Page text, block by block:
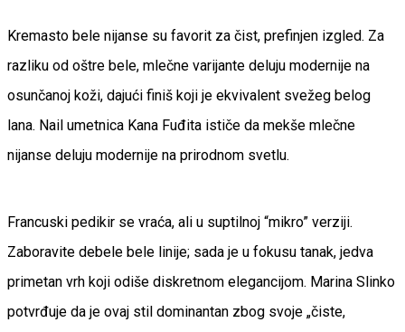
Kremasto bele nijanse su favorit za čist, prefinjen izgled. Za
razliku od oštre bele, mlečne varijante deluju modernije na
osunčanoj koži, dajući finiš koji je ekvivalent svežeg belog
lana. Nail umetnica Kana Fuđita ističe da mekše mlečne
nijanse deluju modernije na prirodnom svetlu.
Francuski pedikir se vraća, ali u suptilnoj “mikro” verziji.
Zaboravite debele bele linije; sada je u fokusu tanak, jedva
primetan vrh koji odiše diskretnom elegancijom. Marina Slinko
potvrđuje da je ovaj stil dominantan zbog svoje „čiste,